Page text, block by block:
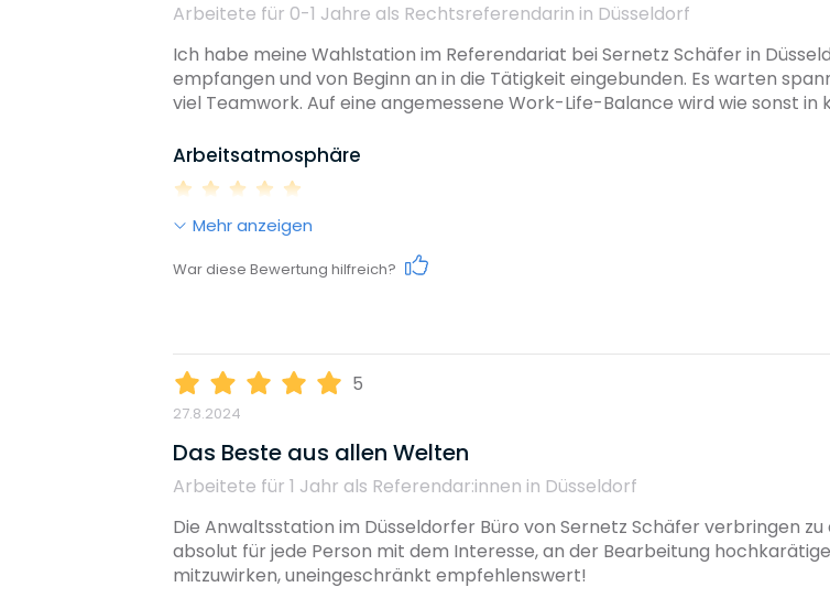
Arbeitete für 0-1 Jahre als Rechtsreferendarin in Düsseldorf
Ich habe meine Wahlstation im Referendariat bei Sernetz Schäfer in
empfangen und von Beginn an in die Tätigkeit eingebunden. Es warten
viel Teamwork. Auf eine angemessene Work-Life-Balance wird wie sonst in
Arbeitsatmosphäre
Weiterbildungsmöglichkeiten
Mehr anzeigen
War diese Bewertung hilfreich?
5
27.8.2024
Das Beste aus allen Welten
Arbeitete für 1 Jahr als Referendar:innen in Düsseldorf
Die Anwaltsstation im Düsseldorfer Büro von Sernetz Schäfer verbringen
absolut für jede Person mit dem Interesse, an der Bearbeitung
mitzuwirken, uneingeschränkt empfehlenswert!